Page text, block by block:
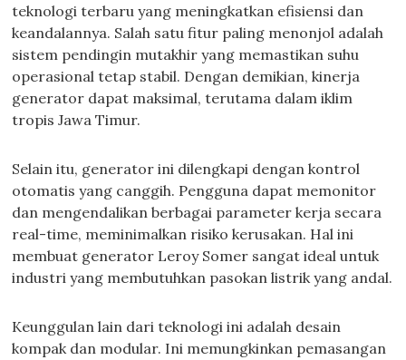
teknologi terbaru yang meningkatkan efisiensi dan
keandalannya. Salah satu fitur paling menonjol adalah
sistem pendingin mutakhir yang memastikan suhu
operasional tetap stabil. Dengan demikian, kinerja
generator dapat maksimal, terutama dalam iklim
tropis Jawa Timur.
Selain itu, generator ini dilengkapi dengan kontrol
otomatis yang canggih. Pengguna dapat memonitor
dan mengendalikan berbagai parameter kerja secara
real-time, meminimalkan risiko kerusakan. Hal ini
membuat generator Leroy Somer sangat ideal untuk
industri yang membutuhkan pasokan listrik yang andal.
Keunggulan lain dari teknologi ini adalah desain
kompak dan modular. Ini memungkinkan pemasangan